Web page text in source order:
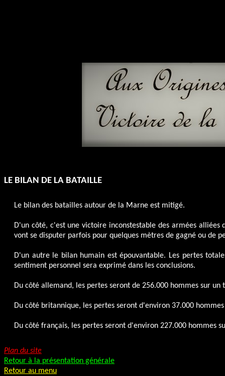
LE BILAN DE LA BATAILLE
Le bilan des batailles autour de la Marne est mitigé.
D'un côté, c'est une victoire inconstestable des armées
vont se disputer parfois pour quelques mètres de gagné ou de
D'un autre le bilan humain est épouvantable. Les pertes
sentiment personnel sera exprimé dans les conclusions.
Du côté allemand, les pertes seront de 256.000 hommes sur
Du côté britannique, les pertes seront d'environ 37.000
Du côté français, les pertes seront d'environ 227.000 hommes
Plan du site
Retour à la présentation générale
Retour au menu